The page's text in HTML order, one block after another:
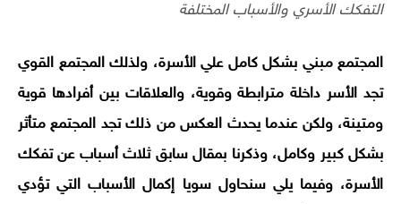
التفكك الأسري والأسباب المختلفة
المجتمع مبني بشكل كامل علي الأسرة، ولذلك المجتمع القوي
تجد الأسر داخلة مترابطة وقوية، والعلاقات بين أفرادها قوية
ومتينة، ولكن عندما يحدث العكس من ذلك تجد المجتمع متأثر
بشكل كبير وكامل، وذكرنا بمقال سابق ثلاث أسباب عن تفكك
الأسرة، وفيما يلي سنحاول سويا إكمال الأسباب التي تؤدي